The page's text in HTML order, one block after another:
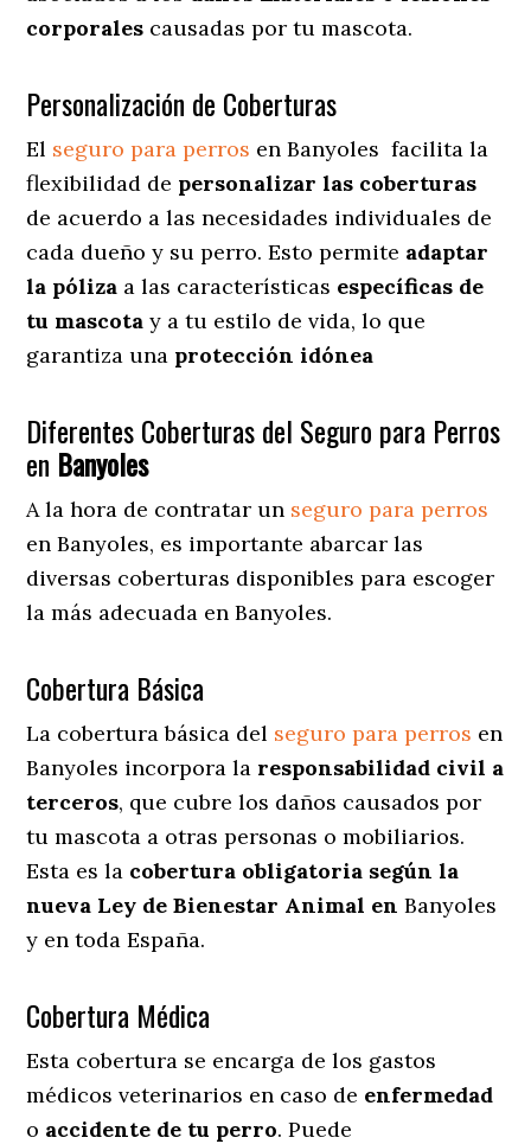
corporales causadas por tu mascota.
Personalización de Coberturas
El seguro para perros en Banyoles facilita la
flexibilidad de personalizar las coberturas
de acuerdo a las necesidades individuales de
cada dueño y su perro. Esto permite adaptar
la póliza a las características específicas de
tu mascota y a tu estilo de vida, lo que
garantiza una protección idónea
Diferentes Coberturas del Seguro para Perros
en Banyoles
A la hora de contratar un seguro para perros
en Banyoles, es importante abarcar las
diversas coberturas disponibles para escoger
la más adecuada en Banyoles.
Cobertura Básica
La cobertura básica del seguro para perros en
Banyoles incorpora la responsabilidad civil a
terceros, que cubre los daños causados por
tu mascota a otras personas o mobiliarios.
Esta es la cobertura obligatoria según la
nueva Ley de Bienestar Animal enBanyoles
y en toda España.
Cobertura Médica
Esta cobertura se encarga de los gastos
médicos veterinarios en caso de enfermedad
o accidente de tu perro. Puede